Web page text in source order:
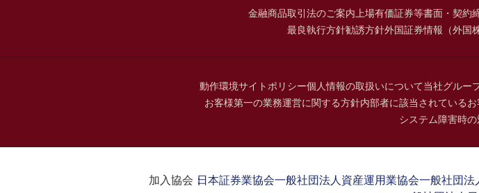
金融商品取引法のご案内 上場有価証券等書面・契約
最良執行方針勧誘方針外国証券情報（外国
動作環境サイトポリシー個人情報の取扱いについて当社グルー
お客様第一の業務運営に関する方針内部者に該当されている
システム障害時
加入協会：日本証券業協会一般社団法人資産運用業協会一般社団法